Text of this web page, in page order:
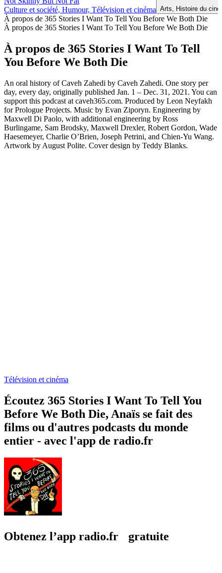
Culture et société, Humour, Télévision et cinéma Arts, Histoire du
À propos de 365 Stories I Want To Tell You Before We Both Die
À propos de 365 Stories I Want To Tell You Before We Both Die
À propos de 365 Stories I Want To Tell
You Before We Both Die
An oral history of Caveh Zahedi by Caveh Zahedi. One story per
day, every day, originally published Jan. 1 – Dec. 31, 2021. You can
support this podcast at caveh365.com. Produced by Leon Neyfakh
for Prologue Projects. Music by Evan Ziporyn. Engineering by
Maxwell Di Paolo, with additional engineering by Ross
Burlingame, Sam Brodsky, Maxwell Drexler, Robert Gordon, Wade
Haesemeyer, Charlie O’Brien, Joseph Petrini, and Chien-Yu Wang.
Artwork by August Polite. Cover design by Teddy Blanks.
Télévision et cinéma
Écoutez 365 Stories I Want To Tell You
Before We Both Die, Anaïs se fait des
films ou d'autres podcasts du monde
entier - avec l'app de radio.fr
Obtenez l’app radio.fr gratuite